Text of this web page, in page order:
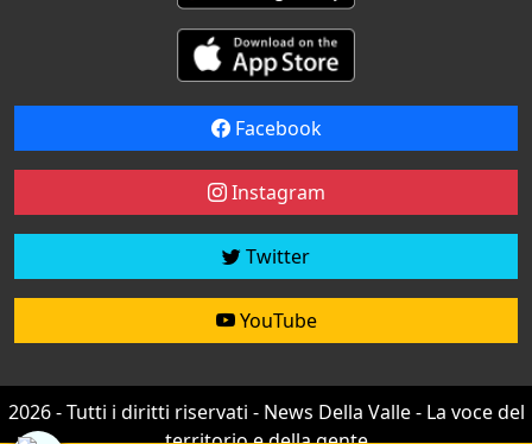
Facebook
Instagram
Twitter
YouTube
2026 - Tutti i diritti riservati - News Della Valle - La voce del